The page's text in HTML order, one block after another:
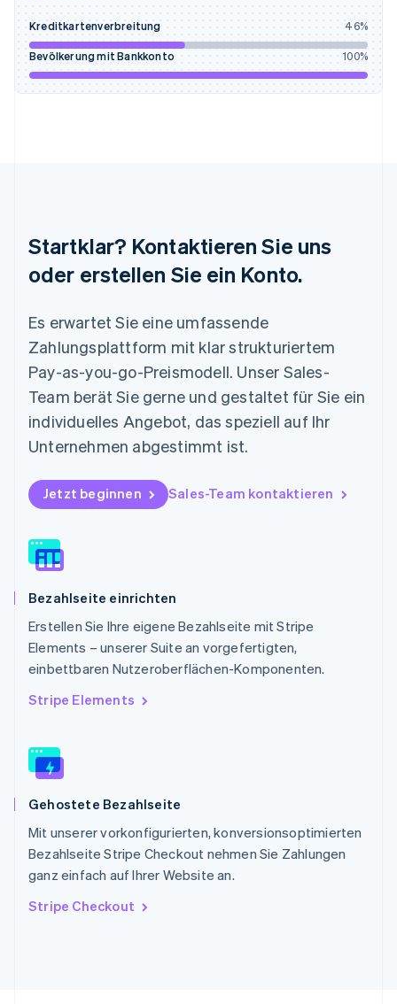
Kreditkartenverbreitung 46%
Bevölkerung mit Bankkonto 100%
Startklar? Kontaktieren Sie uns
oder erstellen Sie ein Konto.
Es erwartet Sie eine umfassende
Zahlungsplattform mit klar strukturiertem
Pay-as-you-go-Preismodell. Unser Sales-
Team berät Sie gerne und gestaltet für Sie ein
individuelles Angebot, das speziell auf Ihr
Unternehmen abgestimmt ist.
Jetzt beginnen Sales-Team kontaktieren
Bezahlseite einrichten
Erstellen Sie Ihre eigene Bezahlseite mit Stripe
Elements – unserer Suite an vorgefertigten,
einbettbaren Nutzeroberflächen-Komponenten.
Stripe Elements
Gehostete Bezahlseite
Mit unserer vorkonfigurierten, konversionsoptimierten
Bezahlseite Stripe Checkout nehmen Sie Zahlungen
ganz einfach auf Ihrer Website an.
Stripe Checkout
EnglishItaliano
Lettland
English
Liechtenstein
DeutschEnglish
English
EspañolEnglish
English
NederlandsEnglish
Norwegen
English
Österreich
Deutsch English
Polen
Portugal
PortuguêsEnglish
Rumänien
Schweden
Svenska
DeutschFrançaisItaliano
Singapur
Slowakei
English
Slowenien
China
English
Español English
ไทย English
Tschechische Republik
English
English